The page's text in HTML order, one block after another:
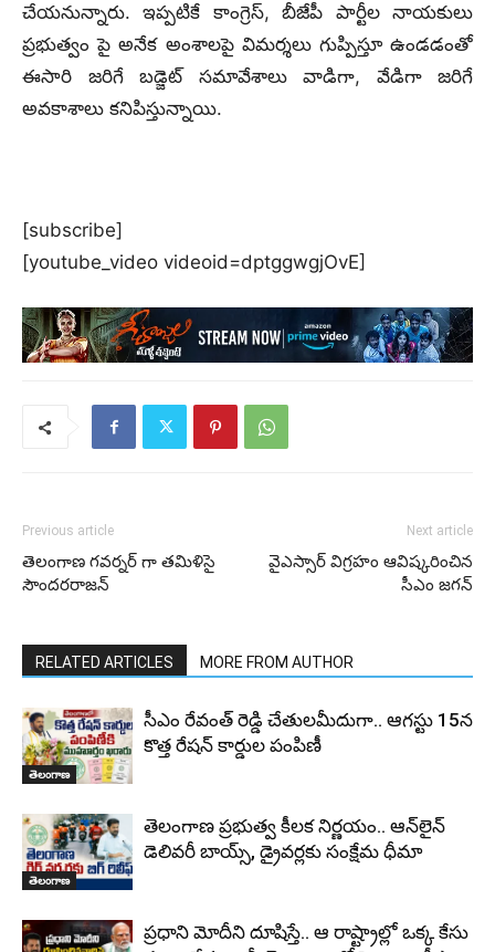
చేయనున్నారు. ఇప్పటికే కాంగ్రెస్, బీజేపీ పార్టీల నాయకులు
ప్రభుత్వం పై అనేక అంశాలపై విమర్శలు గుప్పిస్తూ ఉండడంతో
ఈసారి జరిగే బడ్జెట్ సమావేశాలు వాడిగా, వేడిగా జరిగే
అవకాశాలు కనిపిస్తున్నాయి.
[subscribe]
[youtube_video videoid=dptggwgjOvE]
Previous article
తెలంగాణ గవర్నర్ గా తమిళిసై
సౌందరరాజన్
Next article
వైఎస్సార్ విగ్రహం ఆవిష్కరించిన
సీఎం జగన్
RELATED ARTICLES MORE FROM AUTHOR
తెలంగాణ
సీఎం రేవంత్ రెడ్డి చేతులమీదుగా.. ఆగస్టు 15న
కొత్త రేషన్ కార్డుల పంపిణీ
తెలంగాణ
తెలంగాణ ప్రభుత్వ కీలక నిర్ణయం.. ఆన్‌లైన్
డెలివరీ బాయ్స్, డ్రైవర్లకు సంక్షేమ ధీమా
ప్రధాని మోదీని దూషిస్తే.. ఆ రాష్ట్రాల్లో ఒక్క కేసు